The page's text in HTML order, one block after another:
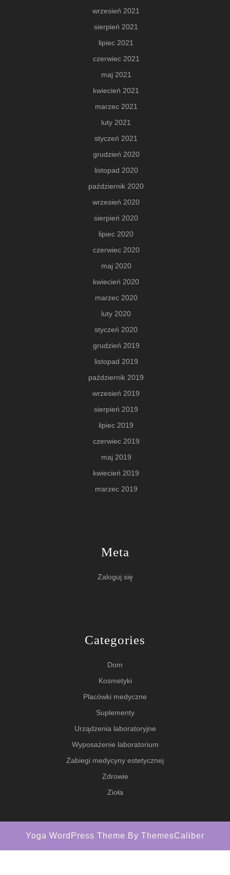
wrzesień 2021
sierpień 2021
lipiec 2021
czerwiec 2021
maj 2021
kwiecień 2021
marzec 2021
luty 2021
styczeń 2021
grudzień 2020
listopad 2020
październik 2020
wrzesień 2020
sierpień 2020
lipiec 2020
czerwiec 2020
maj 2020
kwiecień 2020
marzec 2020
luty 2020
styczeń 2020
grudzień 2019
listopad 2019
październik 2019
wrzesień 2019
sierpień 2019
lipiec 2019
czerwiec 2019
maj 2019
kwiecień 2019
marzec 2019
Meta
Zaloguj się
Categories
Dom
Kosmetyki
Placówki medyczne
Suplementy
Urządzenia laboratoryjne
Wyposażenie laboratorium
Zabiegi medycyny estetycznej
Zdrowie
Zioła
Yoga WordPress Theme By ThemesCaliber